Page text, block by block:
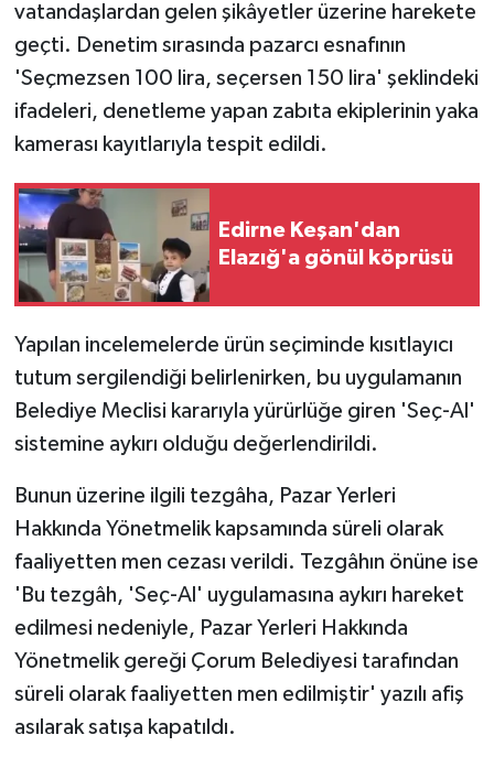
vatandaşlardan gelen şikâyetler üzerine harekete
geçti. Denetim sırasında pazarcı esnafının
'Seçmezsen 100 lira, seçersen 150 lira' şeklindeki
ifadeleri, denetleme yapan zabıta ekiplerinin yaka
kamerası kayıtlarıyla tespit edildi.
Edirne Keşan'dan
Elazığ'a gönül köprüsü
Yapılan incelemelerde ürün seçiminde kısıtlayıcı
tutum sergilendiği belirlenirken, bu uygulamanın
Belediye Meclisi kararıyla yürürlüğe giren 'Seç-Al'
sistemine aykırı olduğu değerlendirildi.
Bunun üzerine ilgili tezgâha, Pazar Yerleri
Hakkında Yönetmelik kapsamında süreli olarak
faaliyetten men cezası verildi. Tezgâhın önüne ise
'Bu tezgâh, 'Seç-Al' uygulamasına aykırı hareket
edilmesi nedeniyle, Pazar Yerleri Hakkında
Yönetmelik gereği Çorum Belediyesi tarafından
süreli olarak faaliyetten men edilmiştir' yazılı afiş
asılarak satışa kapatıldı.